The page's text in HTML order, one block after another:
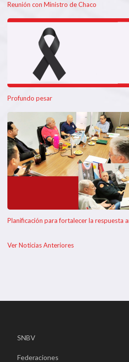
Reunión con Ministro de Chaco
Profundo pesar
Planificación para fortalecer la respuesta
Ver Noticias Anteriores
SNBV
Federaciones